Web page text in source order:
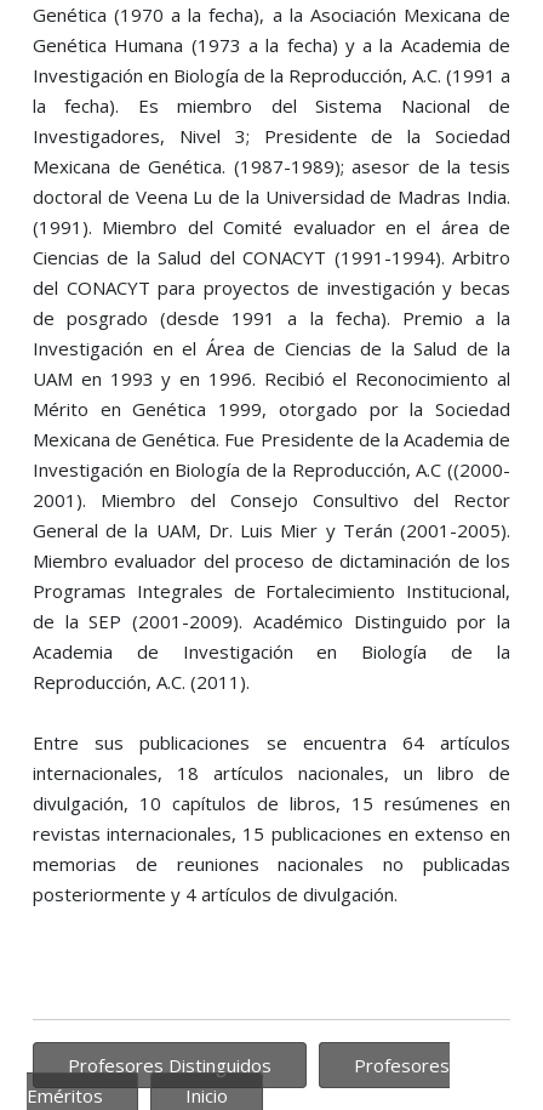
Genética (1970 a la fecha), a la Asociación Mexicana de
Genética Humana (1973 a la fecha) y a la Academia de
Investigación en Biología de la Reproducción, A.C. (1991 a
la fecha). Es miembro del Sistema Nacional de
Investigadores, Nivel 3; Presidente de la Sociedad
Mexicana de Genética. (1987-1989); asesor de la tesis
doctoral de Veena Lu de la Universidad de Madras India.
(1991). Miembro del Comité evaluador en el área de
Ciencias de la Salud del CONACYT (1991-1994). Arbitro
del CONACYT para proyectos de investigación y becas
de posgrado (desde 1991 a la fecha). Premio a la
Investigación en el Área de Ciencias de la Salud de la
UAM en 1993 y en 1996. Recibió el Reconocimiento al
Mérito en Genética 1999, otorgado por la Sociedad
Mexicana de Genética. Fue Presidente de la Academia de
Investigación en Biología de la Reproducción, A.C ((2000-
2001). Miembro del Consejo Consultivo del Rector
General de la UAM, Dr. Luis Mier y Terán (2001-2005).
Miembro evaluador del proceso de dictaminación de los
Programas Integrales de Fortalecimiento Institucional,
de la SEP (2001-2009). Académico Distinguido por la
Academia de Investigación en Biología de la
Reproducción, A.C. (2011).
Entre sus publicaciones se encuentra 64 artículos
internacionales, 18 artículos nacionales, un libro de
divulgación, 10 capítulos de libros, 15 resúmenes en
revistas internacionales, 15 publicaciones en extenso en
memorias de reuniones nacionales no publicadas
posteriormente y 4 artículos de divulgación.
Profesores Distinguidos
Profesores
Eméritos
Inicio